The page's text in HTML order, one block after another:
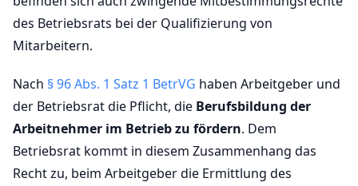
des Betriebsrats bei der Qualifizierung von
Mitarbeitern.
Nach § 96 Abs. 1 Satz 1 BetrVG haben Arbeitgeber und
der Betriebsrat die Pflicht, die Berufsbildung der
Arbeitnehmer im Betrieb zu fördern. Dem
Betriebsrat kommt in diesem Zusammenhang das
Recht zu, beim Arbeitgeber die Ermittlung des